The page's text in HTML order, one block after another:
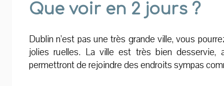
Que voir en 2 jours ?
Dublin n’est pas une très grande ville, vous
jolies ruelles. La ville est très bien
permettront de rejoindre des endroits sympas